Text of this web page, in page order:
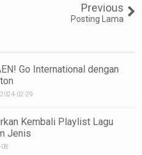
Previous
Posting Lama
Go International dengan
2024-02-29
Kembali Playlist Lagu
Jenis